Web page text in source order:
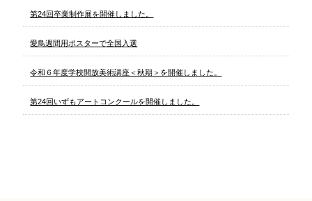
第24回卒業制作展を開催しました。
愛鳥週間用ポスターで全国入選
令和６年度学校開放美術講座＜秋期＞を開催しました。
第24回いずもアートコンクールを開催しました。